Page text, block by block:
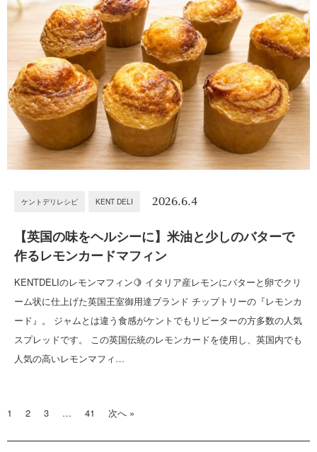
ケントデリレシピ KENT DELI 2026.6.4
【英国の味をヘルシーに】米油と少しのバターで
作るレモンカードマフィン
KENTDELIのレモンマフィン🍋 イタリア産レモンにバターと卵でクリ
ーム状に仕上げた英国王室御用達ブランド チップトリーの『レモンカ
ード』。 ジャムとは違う食感がケントでもリピーターの方多数の人気
スプレッドです。 この英国伝統のレモンカードを使用し、英国内でも
人気の高いレモンマフィ…
1 2 3 … 41 次へ »